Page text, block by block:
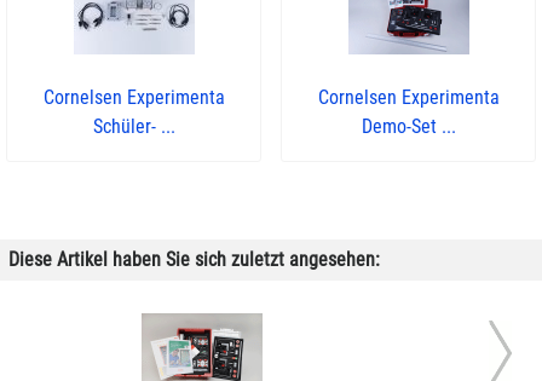
Cornelsen Experimenta
Schüler- ...
Cornelsen Experimenta
Demo-Set ...
Diese Artikel haben Sie sich zuletzt angesehen: